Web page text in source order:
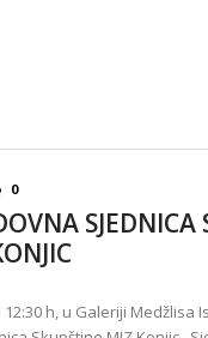
0
SJEDNICA
h, u Galeriji Medžlisa